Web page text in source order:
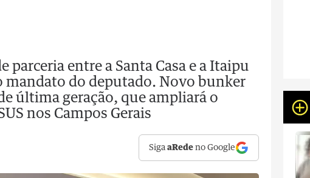
entre a Santa Casa e a Itaipu
mandato do deputado. Novo bunker
última geração, que ampliará o
nos Campos Gerais
SigaaRede no Google